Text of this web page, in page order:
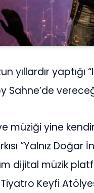
yıllardır
Sahne’de
müziği yine
“Yalnız Doğar
dijital müzik
Keyfi